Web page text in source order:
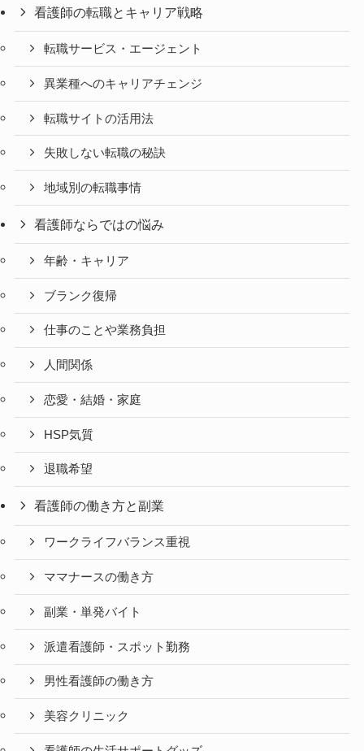
看護師の転職とキャリア戦略
転職サービス・エージェント
異業種へのキャリアチェンジ
転職サイトの活用法
失敗しない転職の秘訣
地域別の転職事情
看護師ならではの悩み
年齢・キャリア
ブランク復帰
仕事のことや業務負担
人間関係
恋愛・結婚・家庭
HSP気質
退職希望
看護師の働き方と副業
ワークライフバランス重視
ママナースの働き方
副業・単発バイト
派遣看護師・スポット勤務
男性看護師の働き方
美容クリニック